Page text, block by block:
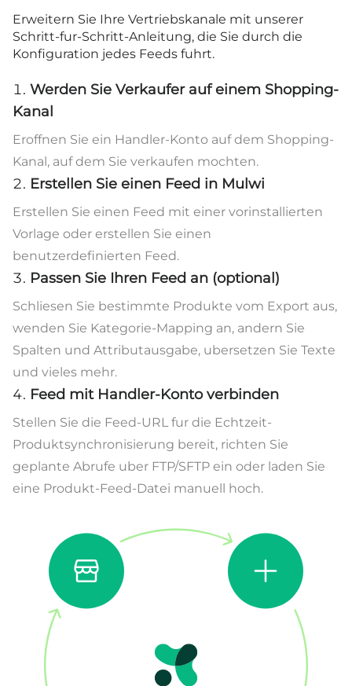
Erweitern Sie Ihre Vertriebskanale mit unserer
Schritt-fur-Schritt-Anleitung, die Sie durch die
Konfiguration jedes Feeds fuhrt.
Werden Sie Verkaufer auf einem Shopping-
Kanal
Eroffnen Sie ein Handler-Konto auf dem Shopping-
Kanal, auf dem Sie verkaufen mochten.
Erstellen Sie einen Feed in Mulwi
Erstellen Sie einen Feed mit einer vorinstallierten
Vorlage oder erstellen Sie einen
benutzerdefinierten Feed.
Passen Sie Ihren Feed an (optional)
Schliesen Sie bestimmte Produkte vom Export aus,
wenden Sie Kategorie-Mapping an, andern Sie
Spalten und Attributausgabe, ubersetzen Sie Texte
und vieles mehr.
Feed mit Handler-Konto verbinden
Stellen Sie die Feed-URL fur die Echtzeit-
Produktsynchronisierung bereit, richten Sie
geplante Abrufe uber FTP/SFTP ein oder laden Sie
eine Produkt-Feed-Datei manuell hoch.